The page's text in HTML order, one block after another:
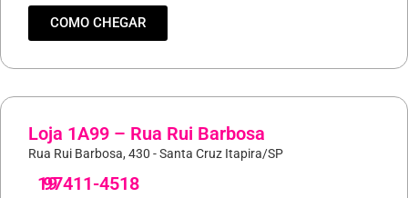
COMO CHEGAR
Loja 1A99 – Rua Rui Barbosa
Rua Rui Barbosa, 430 - Santa Cruz Itapira/SP
19
97411-4518